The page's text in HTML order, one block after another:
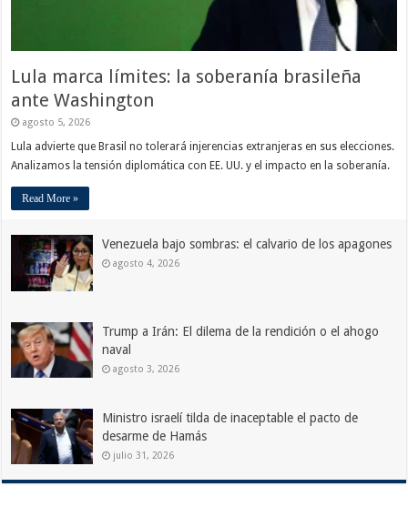
Lula marca límites: la soberanía brasileña
ante Washington
agosto 5, 2026
Lula advierte que Brasil no tolerará injerencias extranjeras en sus elecciones.
Analizamos la tensión diplomática con EE. UU. y el impacto en la soberanía.
Read More »
Venezuela bajo sombras: el calvario de los apagones
agosto 4, 2026
Trump a Irán: El dilema de la rendición o el ahogo
naval
agosto 3, 2026
Ministro israelí tilda de inaceptable el pacto de
desarme de Hamás
julio 31, 2026